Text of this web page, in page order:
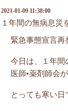
2021-01-09 11:38:00
１年間の無病息災
緊急事態宣言
今日は、１年間
医師•薬剤師会
とっても寒い